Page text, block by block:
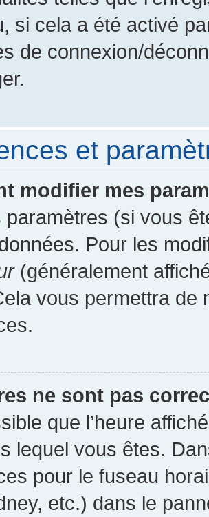
si cela a été activé
de connexion/
et
modifier mes
paramètres (si vous
Pour les
(généralement
vous permettra de
ne sont pas
que l’heure
lequel vous êtes.
pour le fuseau
etc.) dans le